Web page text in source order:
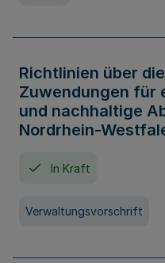
Richtlinien über
Zuwendungen für
und nachhaltige
Nordrhein-
In Kraft
Verwaltungsvorschrift